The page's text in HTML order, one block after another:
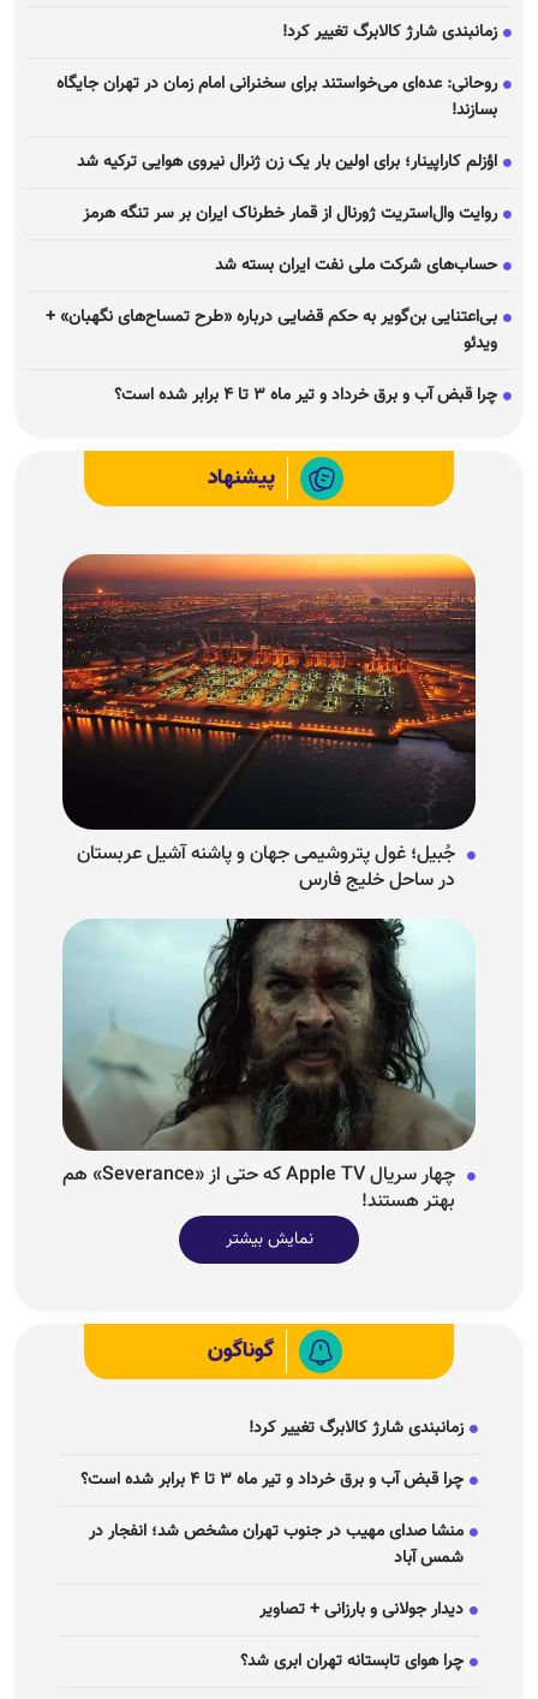
زمانبندی شارژ کالابرگ تغییر کرد!
روحانی: عده‌ای می‌خواستند برای سخنرانی امام زمان در تهران جایگاه
بسازند!
اؤزلم کاراپینار؛ برای اولین بار یک زن ژنرال نیروی هوایی ترکیه شد
روایت وال‌استریت ژورنال از قمار خطرناک ایران بر سر تنگه هرمز
حساب‌های شرکت ملی نفت ایران بسته شد
بی‌اعتنایی بن‌گویر به حکم قضایی درباره «طرح تمساح‌های نگهبان» +
ویدئو
چرا قبض آب و برق خرداد و تیر ماه ۳ تا ۴ برابر شده است؟
پیشنهاد
جُبیل؛ غول پتروشیمی جهان و پاشنه آشیل عربستان
در ساحل خلیج فارس
چهار سریال Apple TV که حتی از «Severance» هم
بهتر هستند!
نمایش بیشتر
گوناگون
زمانبندی شارژ کالابرگ تغییر کرد!
چرا قبض آب و برق خرداد و تیر ماه ۳ تا ۴ برابر شده است؟
منشا صدای مهیب در جنوب تهران مشخص شد؛ انفجار در
شمس آباد
دیدار جولانی و بارزانی + تصاویر
چرا هوای تابستانه تهران ابری شد؟